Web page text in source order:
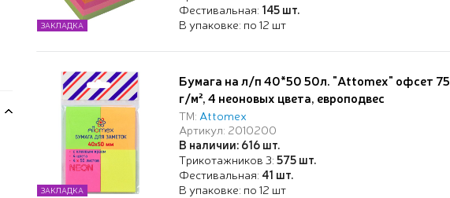
Фестивальная: 145 шт.
В упаковке: по 12 шт
ЗАКЛАДКА
Бумага на л/п 40*50 50л. "Attomex" офсет 75
г/м², 4 неоновых цвета, европодвес
ТМ: Attomex
Артикул: 2010200
В наличии: 616 шт.
Трикотажников 3:575 шт.
Фестивальная: 41 шт.
В упаковке: по 12 шт
ЗАКЛАДКА